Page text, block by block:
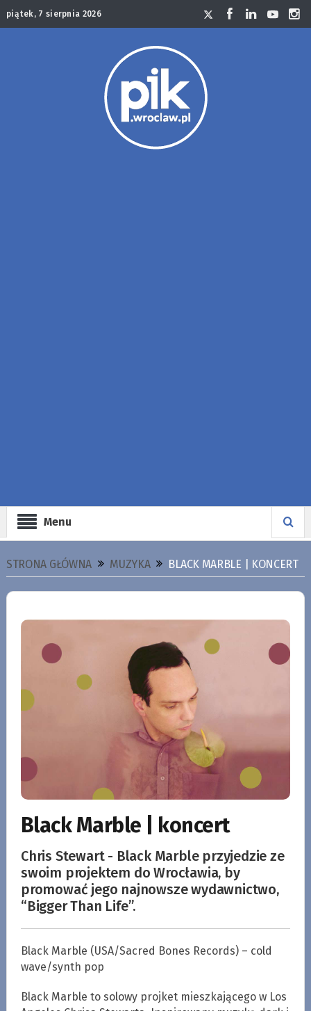
piątek, 7 sierpnia 2026
Menu
STRONA GŁÓWNA MUZYKA BLACK MARBLE | KONCERT
Black Marble | koncert
Chris Stewart - Black Marble przyjedzie ze
swoim projektem do Wrocławia, by
promować jego najnowsze wydawnictwo,
“Bigger Than Life”.
Black Marble (USA/Sacred Bones Records) – cold
wave/synth pop
Black Marble to solowy projket mieszkającego w Los